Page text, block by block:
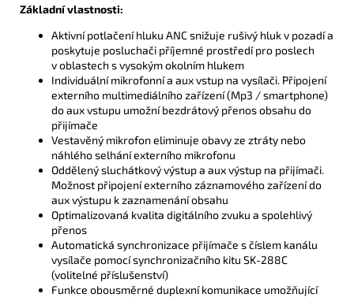
Základní vlastnosti:
Aktivní potlačení hluku ANC snižuje rušivý hluk v pozadí a
poskytuje posluchači příjemné prostředí pro poslech
v oblastech s vysokým okolním hlukem
Individuální mikrofonní a aux vstup na vysílači. Připojení
externího multimediálního zařízení (Mp3 / smartphone)
do aux vstupu umožní bezdrátový přenos obsahu do
přijímače
Vestavěný mikrofon eliminuje obavy ze ztráty nebo
náhlého selhání externího mikrofonu
Oddělený sluchátkový výstup a aux výstup na přijímači.
Možnost připojení externího záznamového zařízení do
aux výstupu k zaznamenání obsahu
Optimalizovaná kvalita digitálního zvuku a spolehlivý
přenos
Automatická synchronizace přijímače s číslem kanálu
vysílače pomocí synchronizačního kitu SK-288C
(volitelné příslušenství)
Funkce obousměrné duplexní komunikace umožňující